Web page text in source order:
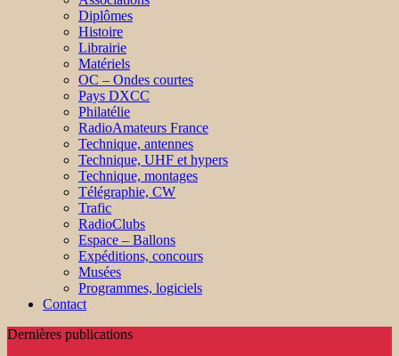
Diplômes
Histoire
Librairie
Matériels
OC – Ondes courtes
Pays DXCC
Philatélie
RadioAmateurs France
Technique, antennes
Technique, UHF et hypers
Technique, montages
Télégraphie, CW
Trafic
RadioClubs
Espace – Ballons
Expéditions, concours
Musées
Programmes, logiciels
Contact
Dernières publications